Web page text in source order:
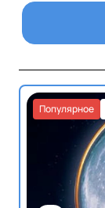
Популярное